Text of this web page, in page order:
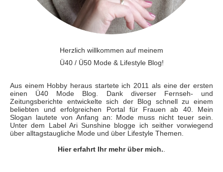
Herzlich willkommen auf meinem
Ü40 / Ü50 Mode & Lifestyle Blog!
Aus einem Hobby heraus startete ich 2011 als eine der ersten
einen Ü40 Mode Blog. Dank diverser Fernseh- und
Zeitungsberichte entwickelte sich der Blog schnell zu einem
beliebten und erfolgreichen Portal für Frauen ab 40. Mein
Slogan lautete von Anfang an: Mode muss nicht teuer sein.
Unter dem Label Ari Sunshine blogge ich seither vorwiegend
über alltagstaugliche Mode und über Lifestyle Themen.
Hier erfahrt Ihr mehr über mich.